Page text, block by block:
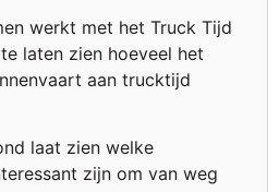
werkt met het Truck Tijd
laten zien hoeveel het
aan trucktijd
laat zien welke
zijn om van weg